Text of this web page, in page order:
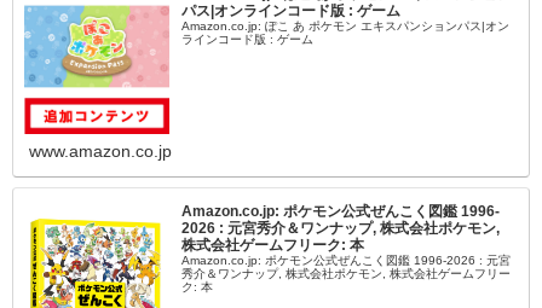
パス|オンラインコード版 : ゲーム
Amazon.co.jp: ぽこ あ ポケモン エキスパンションパス|オン
ラインコード版 : ゲーム
www.amazon.co.jp
Amazon.co.jp: ポケモン公式ぜんこく図鑑 1996-
2026 : 元宮秀介＆ワンナップ, 株式会社ポケモン,
株式会社ゲームフリーク: 本
Amazon.co.jp: ポケモン公式ぜんこく図鑑 1996-2026 : 元宮
秀介＆ワンナップ, 株式会社ポケモン, 株式会社ゲームフリー
ク: 本